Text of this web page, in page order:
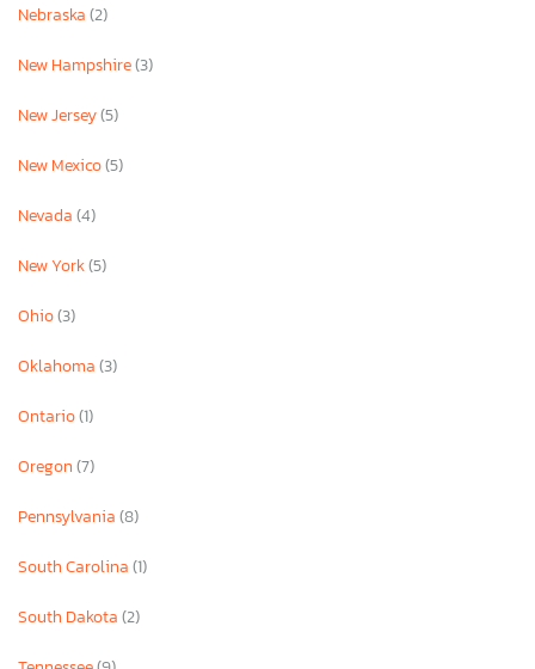
Nebraska(2)
New Hampshire(3)
New Jersey(5)
New Mexico(5)
Nevada(4)
New York(5)
Ohio(3)
Oklahoma(3)
Ontario(1)
Oregon(7)
Pennsylvania(8)
South Carolina(1)
South Dakota(2)